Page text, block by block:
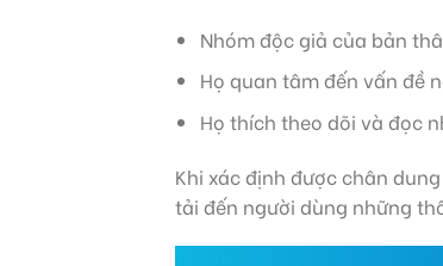
Nhóm độc giả của bản
Họ quan tâm đến vấn đề
Họ thích theo dõi và đọc
Khi xác định được chân
tải đến người dùng những